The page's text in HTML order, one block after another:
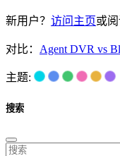
新用户？ 访问主页或
对比： Agent DVR vs
主题:
搜索